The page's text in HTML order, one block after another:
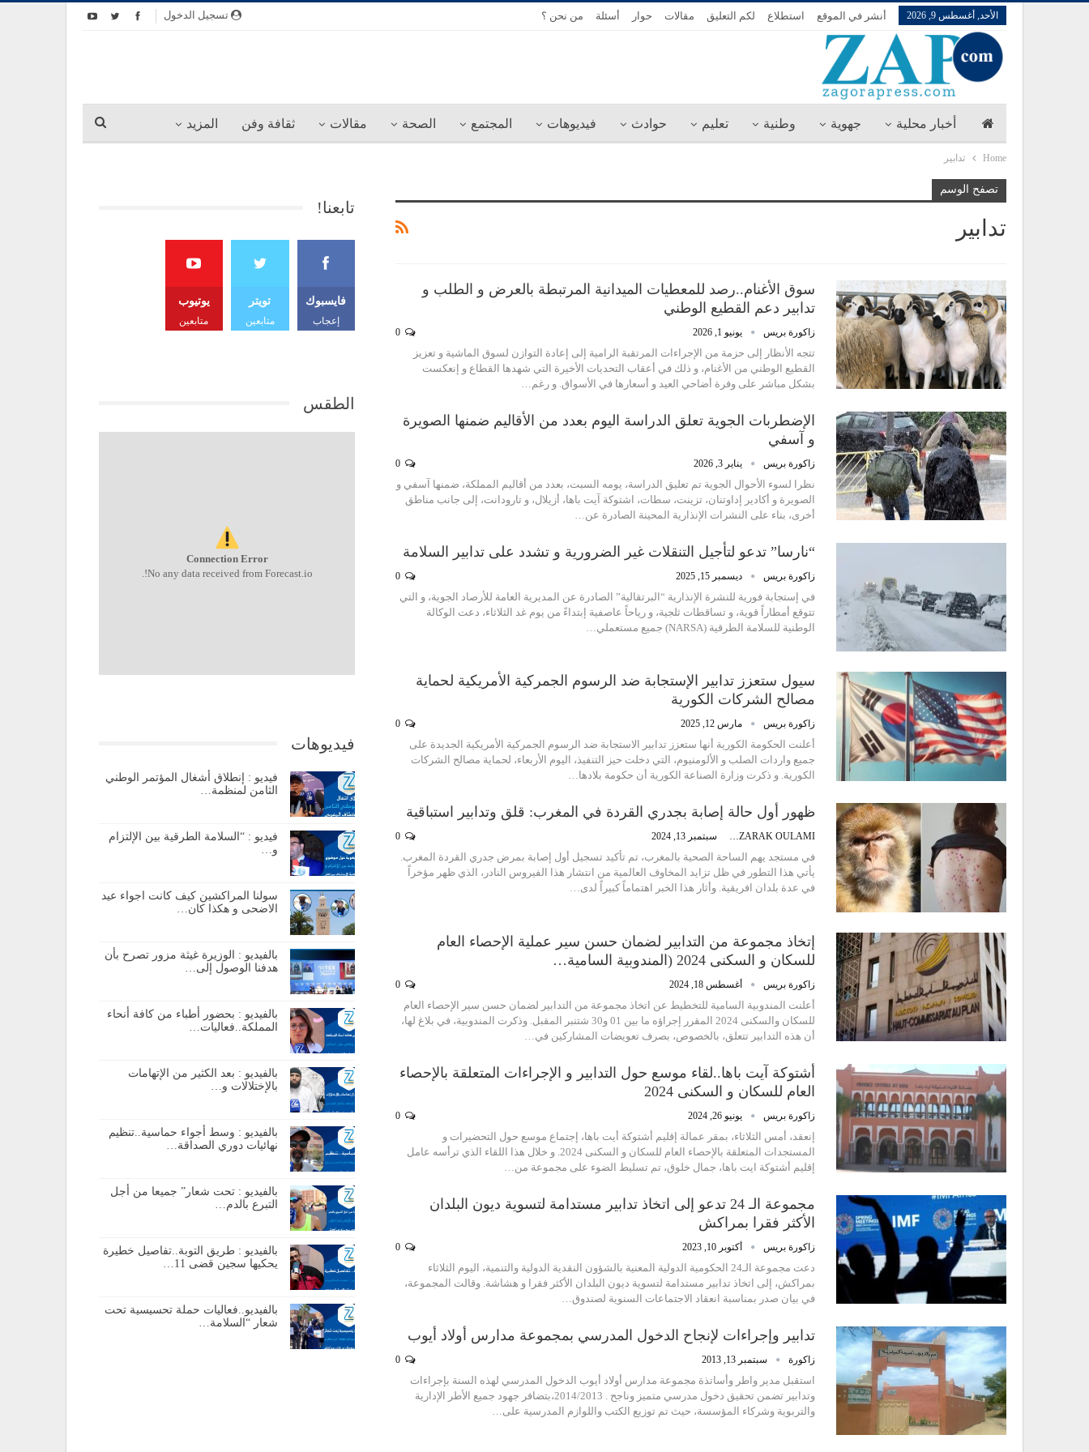
تسجيل الدخول الأحد, أغسطس 9, 2026 أنشر في الموقع استطلاع لكم التعليق مقالات حوار أسئلة من نحن ؟
أخبار محلية جهوية وطنية تعليم حوادث فيديوهات المجتمع الصحة مقالات ثقافة وفن المزيد
Home تدابير
تصفح الوسم
تدابير
سوق الأغنام..رصد للمعطيات الميدانية المرتبطة بالعرض و الطلب و
تدابير دعم القطيع الوطني
زاكورة بريس يونيو 1, 2026
تتجه الأنظار إلى حزمة من الإجراءات المرتقبة الرامية إلى إعادة التوازن لسوق الماشية و تعزيز
القطيع الوطني من الأغنام، و ذلك في أعقاب التحديات الأخيرة التي شهدها القطاع و إنعكست
بشكل مباشر على وفرة أضاحي العيد و أسعارها في الأسواق. و رغم…
الإضطربات الجوية تعلق الدراسة اليوم بعدد من الأقاليم ضمنها الصويرة
و آسفي
زاكورة بريس يناير 3, 2026
نظرا لسوء الأحوال الجوية تم تعليق الدراسة، يومه السبت، بعدد من أقاليم المملكة، ضمنها آسفي و
الصويرة و أكادير إداوتنان، تزينت، سطات، اشتوكة آيت باها، أزيلال، و تارودانت، إلى جانب مناطق
أخرى، بناء على النشرات الإنذارية المحينة الصادرة عن…
“نارسا” تدعو لتأجيل التنقلات غير الضرورية و تشدد على تدابير السلامة
زاكورة بريس ديسمبر 15, 2025
في إستجابة فورية للنشرة الإنذارية “البرتقالية” الصادرة عن المديرية العامة للأرصاد الجوية، و التي
تتوقع أمطاراً قوية، و تساقطات ثلجية، و رياحاً عاصفية إبتداءً من يوم غد الثلاثاء، دعت الوكالة
الوطنية للسلامة الطرقية (NARSA) جميع مستعملي…
سيول ستعزز تدابير الإستجابة ضد الرسوم الجمركية الأمريكية لحماية
مصالح الشركات الكورية
زاكورة بريس مارس 12, 2025
أعلنت الحكومة الكورية أنها ستعزز تدابير الاستجابة ضد الرسوم الجمركية الأمريكية الجديدة على
جميع واردات الصلب و الألومنيوم، التي دخلت حيز التنفيذ، اليوم الأربعاء، لحماية مصالح الشركات
الكورية. و ذكرت وزارة الصناعة الكورية أن حكومة بلادها…
ظهور أول حالة إصابة بجدري القردة في المغرب: قلق وتدابير استباقية
ABDEZZARAK OULAMI سبتمبر 13, 2024
في مستجد يهم الساحة الصحية بالمغرب، تم تأكيد تسجيل أول إصابة بمرض جدري القردة المغرب.
يأتي هذا التطور في ظل تزايد المخاوف العالمية من انتشار هذا الفيروس النادر، الذي ظهر مؤخراً
في عدة بلدان افريقية. وأثار هذا الخبر اهتماماً كبيراً لدى…
إتخاذ مجموعة من التدابير لضمان حسن سير عملية الإحصاء العام
للسكان و السكنى 2024 (المندوبية السامية…
زاكورة بريس أغسطس 18, 2024
أعلنت المندوبية السامية للتخطيط عن اتخاذ مجموعة من التدابير لضمان حسن سير الإحصاء العام
للسكان والسكنى 2024 المقرر إجراؤه ما بين 01 و30 شتنبر المقبل. وذكرت المندوبية، في بلاغ لها،
أن هذه التدابير تتعلق، بالخصوص، بصرف تعويضات المشاركين في…
أشتوكة آيت باها..لقاء موسع حول التدابير و الإجراءات المتعلقة بالإحصاء
العام للسكان و السكنى 2024
زاكورة بريس يونيو 26, 2024
إنعقد، أمس الثلاثاء، بمقر عمالة إقليم أشتوكة أيت باها، إجتماع موسع حول التحضيرات و
المستجدات المتعلقة بالإحصاء العام للسكان و السكنى 2024. و خلال هذا اللقاء الذي ترأسه عامل
إقليم أشتوكة ايت باها، جمال خلوق، تم تسليط الضوء على مجموعة من…
مجموعة الـ 24 تدعو إلى اتخاذ تدابير مستدامة لتسوية ديون البلدان
الأكثر فقرا بمراكش
زاكورة بريس أكتوبر 10, 2023
دعت مجموعة الـ24 الحكومية الدولية المعنية بالشؤون النقدية الدولية والتنمية، اليوم الثلاثاء
بمراكش، إلى اتخاذ تدابير مستدامة لتسوية ديون البلدان الأكثر فقرا و هشاشة. وقالت المجموعة،
في بيان صدر بمناسبة انعقاد الاجتماعات السنوية لصندوق…
تدابير وإجراءات لإنجاح الدخول المدرسي بمجموعة مدارس أولاد أيوب
زاكورة سبتمبر 13, 2013
استقبل مدير واطر وأساتذة مجموعة مدارس أولاد أيوب الدخول المدرسي لهذه السنة بإجراءات
وتدابير تضمن تحقيق دخول مدرسي متميز وناجح . 2014/2013،بتضافر جهود جميع الأطر الإدارية
والتربوية وشركاء المؤسسة، حيث تم توزيع الكتب واللوازم المدرسية على…
تابعنا!
فايسبوك
إعجاب
تويتر
متابعين
يوتيوب
متابعين
الطقس
Connection Error
No any data received from Forecast.io!.
فيديوهات
فيديو : إنطلاق أشغال المؤتمر الوطني
الثامن لمنظمة…
فيديو : “السلامة الطرقية بين الإلتزام
و…
سولنا المراكشين كيف كانت اجواء عيد
الاضحى و هكذا كان…
بالفيديو : الوزيرة غيثة مزور تصرح بأن
هدفنا الوصول إلى…
بالفيديو : بحضور أطباء من كافة أنحاء
المملكة..فعاليات…
بالفيديو : بعد الكثير من الإتهامات
بالإختلالات و…
بالفيديو : وسط أجواء حماسية..تنظيم
نهائيات دوري الصداقة…
بالفيديو : تحت شعار” جميعا من أجل
التبرع بالدم…
بالفيديو : طريق التوبة..تفاصيل خطيرة
يحكيها سجين قضى 11…
بالفيديو..فعاليات حملة تحسيسية تحت
شعار “السلامة…